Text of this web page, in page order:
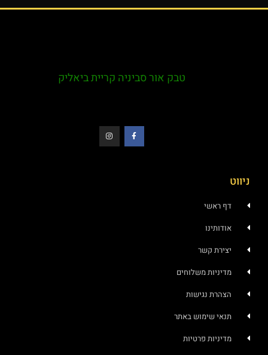
טבק אור סביניה קריית ביאליק
דף ראשי
אודותינו
יצירת קשר
מדיניות משלוחים
הצהרת נגישות
תנאי שימוש באתר
מדיניות פרטיות